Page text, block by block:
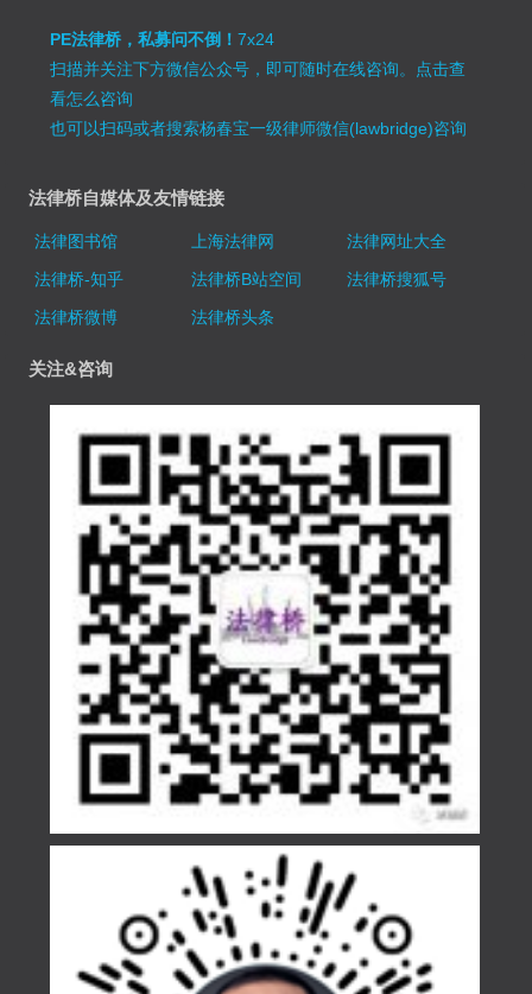
PE法律桥，私募问不倒！7x24
扫描并关注下方微信公众号，即可随时在线咨询。 点击查
看怎么咨询
也可以扫码或者搜索杨春宝一级律师微信(lawbridge)咨询
法律桥自媒体及友情链接
法律图书馆 上海法律网
法律网址大全
法律桥-知乎
法律桥B站空间
法律桥搜狐号
法律桥微博
法律桥头条
关注&咨询